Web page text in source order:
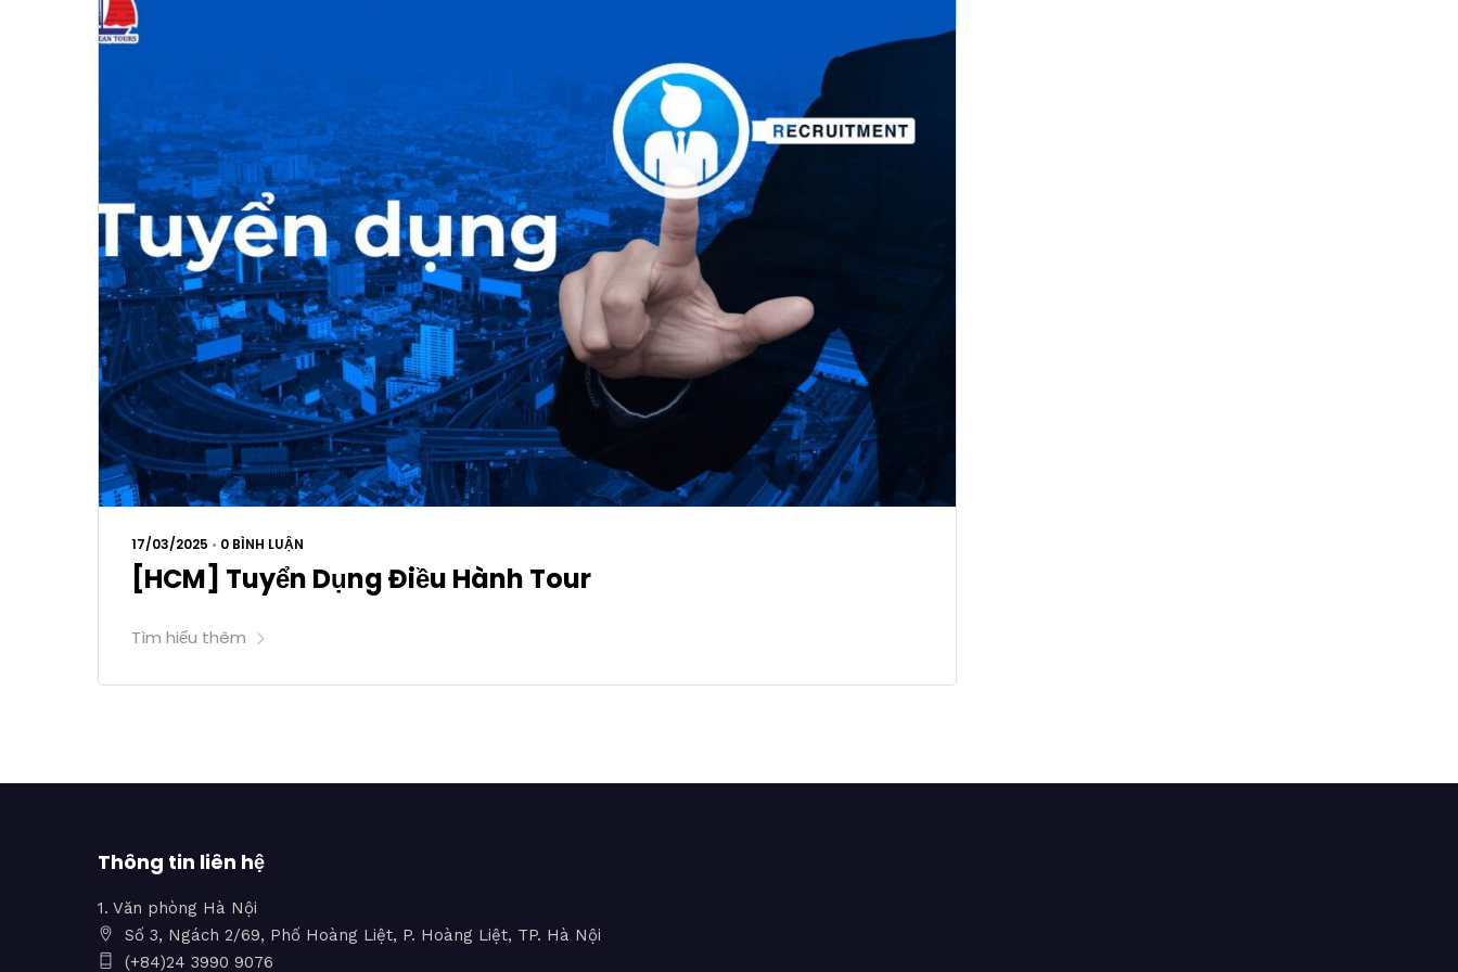
17/03/2025 • 0 BÌNH LUẬN
[HCM] Tuyển Dụng Điều Hành Tour
Tìm hiểu thêm
Thông tin liên hệ
1. Văn phòng Hà Nội
Số 3, Ngách 2/69, Phố Hoàng Liệt, P. Hoàng Liệt, TP. Hà Nội
(+84)24 3990 9076